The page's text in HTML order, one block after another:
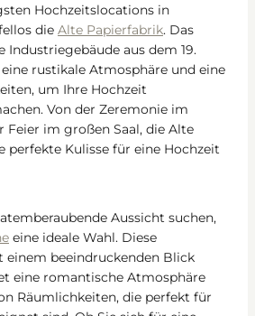
Hochzeitslocations in
die Alte Papierfabrik. Das
Industriegebäude aus dem 19.
rustikale Atmosphäre und eine
um Ihre Hochzeit
Von der Zeremonie im
Feier im großen Saal, die Alte
perfekte Kulisse für eine Hochzeit
Aussicht suchen,
eine ideale Wahl. Diese
einem beeindruckenden Blick
eine romantische Atmosphäre
Räumlichkeiten, die perfekt für